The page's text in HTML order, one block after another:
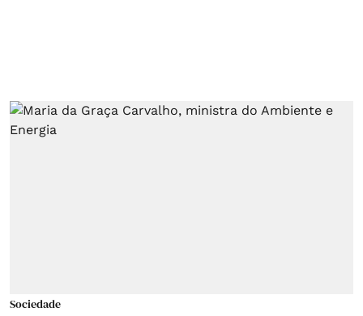
Sociedade